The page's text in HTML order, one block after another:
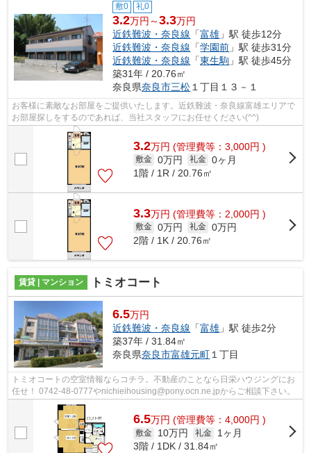
敷0 礼0
3.2万円～3.3万円
近鉄難波・奈良線 「富雄 」駅 徒歩12分
近鉄難波・奈良線 「学園前 」駅 徒歩31分
近鉄難波・奈良線 「東生駒 」駅 徒歩45分
築31年 / 20.76㎡
奈良県奈良市三松 １丁目１３－１
お客様に素敵なお部屋をご提供いたします。近鉄難波・奈良線富雄エリアで
お部屋探しをするのであれば、当社スタッフにお任せください(^^)
3.2万円 (管理費等：3,000円 )
敷金 0万円 礼金 0ヶ月
1階 / 1R / 20.76㎡
3.3万円 (管理費等：2,000円 )
敷金 0万円 礼金 0万円
2階 / 1K / 20.76㎡
賃貸 | マンション トミオコート
6.5万円
近鉄難波・奈良線 「富雄 」駅 徒歩2分
築37年 / 31.84㎡
奈良県奈良市富雄元町 １丁目
トミオコートの空室情報ならコチラ。不動産のことなら日栄ハウジングにお
任せ！ 0742-48-0777やnichieihousing@pony.ocn.ne.jpからご相談下さい。
6.5万円 (管理費等：4,000円 )
敷金 10万円 礼金
1ヶ月
3階 / 1DK / 31.84㎡